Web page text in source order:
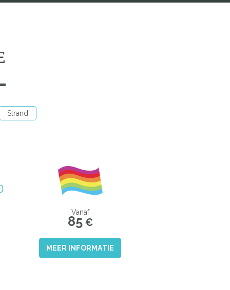
Strand
Vanaf
85€
MEER INFORMATIE